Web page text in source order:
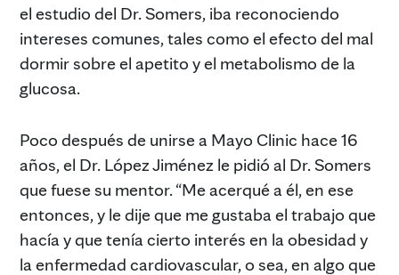
el estudio del Dr. Somers, iba reconociendo
intereses comunes, tales como el efecto del mal
dormir sobre el apetito y el metabolismo de la
glucosa.
Poco después de unirse a Mayo Clinic hace 16
años, el Dr. López Jiménez le pidió al Dr. Somers
que fuese su mentor. “Me acerqué a él, en ese
entonces, y le dije que me gustaba el trabajo que
hacía y que tenía cierto interés en la obesidad y
la enfermedad cardiovascular, o sea, en algo que